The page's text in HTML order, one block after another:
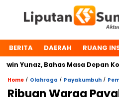
BERITA DAERAH RUANG
Bahas Masa Depan Kota
Home / Olahraga / Payakumbuh /